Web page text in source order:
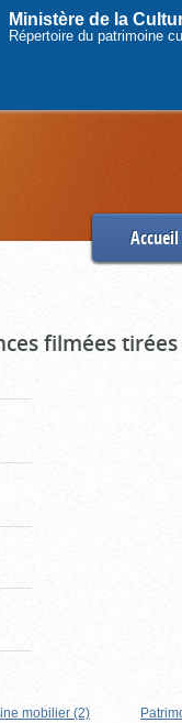
Ministère de la
Répertoire du patrimoine
Accueil
filmées
mobilier (2)